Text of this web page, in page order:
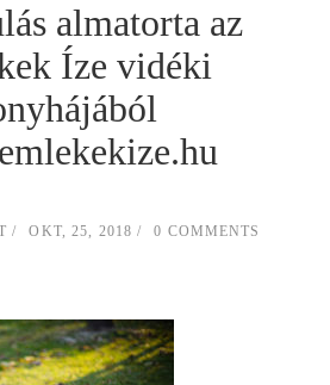
almatorta az
Íze vidéki
OKT, 25, 2018 0 COMMENTS